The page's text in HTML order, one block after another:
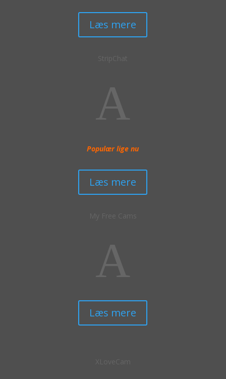
Læs mere
A
Populær lige nu
Læs mere
My Free Cams
A
Læs mere
XLoveCam